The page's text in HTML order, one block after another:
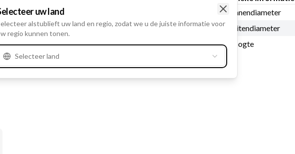
131450.
Binnendiameter
Buitendiameter
Hoogte
uw land
alstublieft uw land en regio, zodat we u de juiste informatie voor
regio kunnen tonen.
Selecteer land